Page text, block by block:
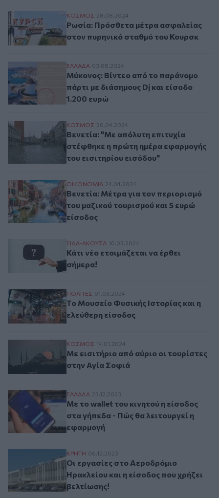
Ρωσία: Πρόσθετα μέτρα ασφαλείας στον
ΚΟΣΜΟΣ 28.08.2024
Ρωσία: Πρόσθετα μέτρα ασφαλείας
στον πυρηνικό σταθμό του Κουρσκ
Μύκονος: Βίντεο από το παράνομο πάρτι
ΕΛΛAΔΑ 03.08.2024
Μύκονος: Βίντεο από το παράνομο
πάρτι με διάσημους Dj και είσοδο
1.200 ευρώ
Βενετία: "Με απόλυτη επιτυχία
ΚΟΣΜΟΣ 26.04.2024
Βενετία: "Με απόλυτη επιτυχία
στέφθηκε η πρώτη ημέρα εφαρμογής
του εισιτηρίου εισόδου"
Βενετία: Μέτρα για τον περιορισμό του
ΟΙΚΟΝΟΜΙΑ 24.04.2024
Βενετία: Μέτρα για τον περιορισμό
του μαζικού τουρισμού και 5 ευρώ
είσοδος
Κάτι νέο ετοιμάζεται να έρθει σήμερα!
ΕΙΔΑ-ΑΚΟΥΣΑ 10.03.2024
Κάτι νέο ετοιμάζεται να έρθει
σήμερα!
Το Μουσείο Φυσικής Ιστορίας και η
ΠΟΛΙΤΕΣ 01.03.2024
Το Μουσείο Φυσικής Ιστορίας και η
ελεύθερη είσοδος
Με εισιτήριο από αύριο οι τουρίστες
ΚΟΣΜΟΣ 14.01.2024
Με εισιτήριο από αύριο οι τουρίστες
στην Αγία Σοφιά
Με το wallet του κινητού η είσοδος στα
ΕΛΛAΔΑ 23.12.2023
Με το wallet του κινητού η είσοδος
στα γήπεδα - Πώς θα λειτουργεί η
εφαρμογή
Οι εργασίες στο Αεροδρόμιο Ηρακλείου
ΚΡΗΤΗ 06.12.2023
Οι εργασίες στο Αεροδρόμιο
Ηρακλείου και η είσοδος που χρήζει
βελτίωσης!